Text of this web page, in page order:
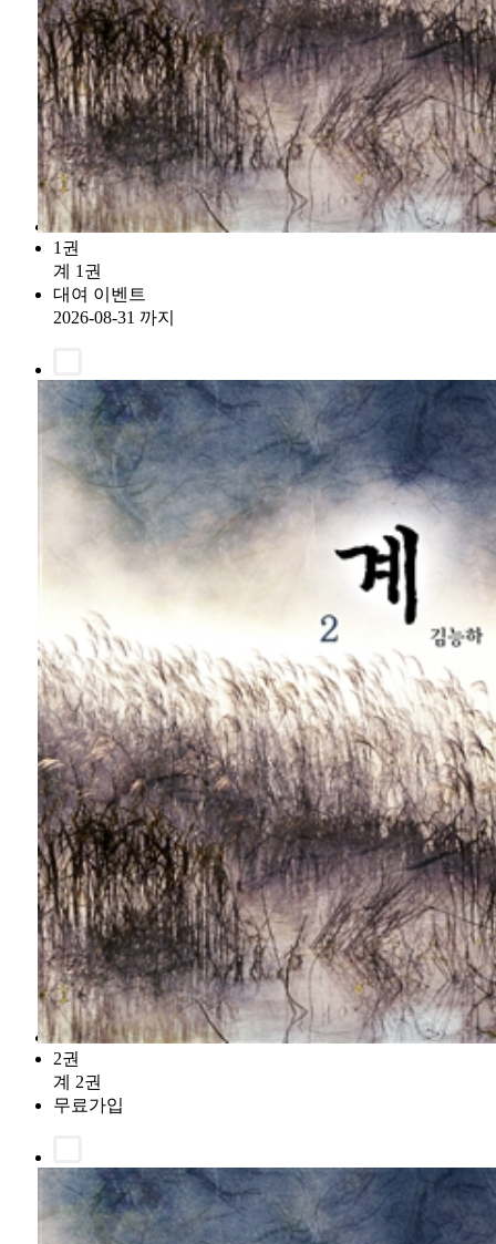
1권
계 1권
대여 이벤트
2026-08-31 까지
2권
계 2권
무료가입